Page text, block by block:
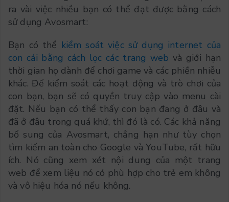
ra vài việc nhiều bạn có thể đạt được bằng cách
sử dụng Avosmart:
Bạn có thể kiểm soát việc sử dụng internet của
con cái bằng cách lọc các trang webvà giới hạn
thời gian họ dành để chơi game và các phiền nhiễu
khác. Để kiểm soát các hoạt động và trò chơi của
con bạn, bạn sẽ có quyền truy cập vào menu cài
đặt. Nếu bạn có thể thấy con bạn đang ở đâu và
đã ở đâu trong quá khứ, thì đó là có. Các khả năng
bổ sung của Avosmart, chẳng hạn như tùy chọn
tìm kiếm an toàn cho Google và YouTube, rất hữu
ích. Nó cũng xem xét nội dung của một trang
web để xem liệu nó có phù hợp cho trẻ em không
và vô hiệu hóa nó nếu không.